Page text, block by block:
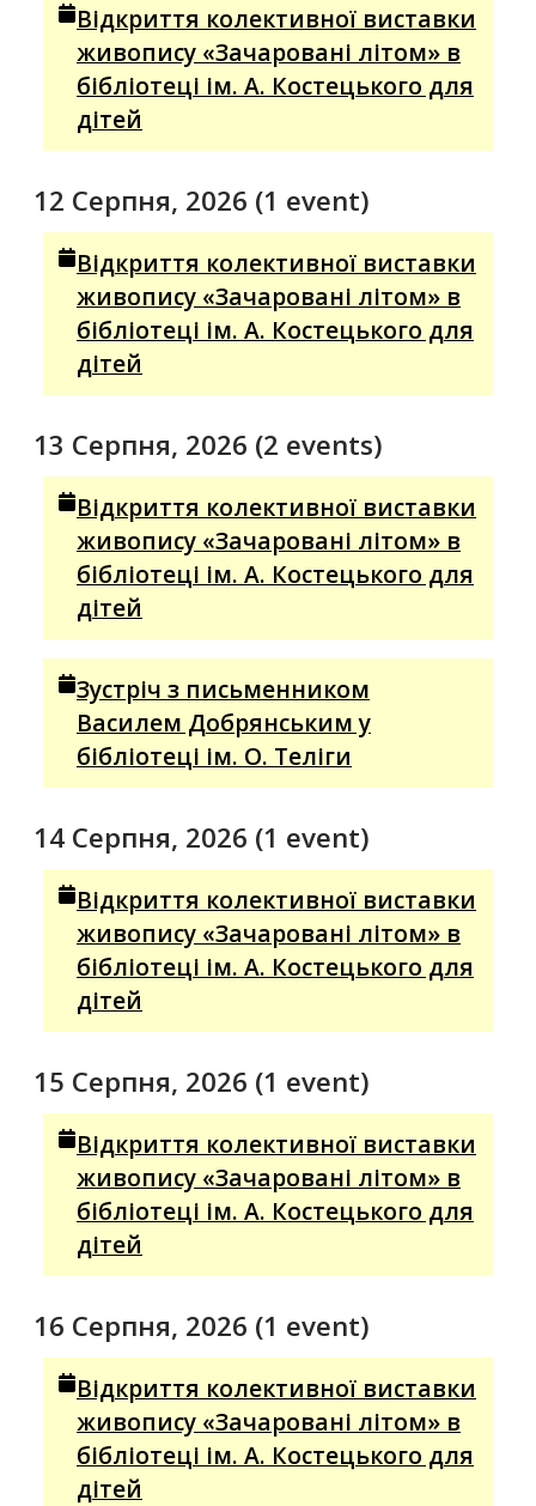
Відкриття колективної виставки
живопису «Зачаровані літом» в
бібліотеці ім. А. Костецького для
дітей
12 Серпня, 2026 (1 event)
Відкриття колективної виставки
живопису «Зачаровані літом» в
бібліотеці ім. А. Костецького для
дітей
13 Серпня, 2026 (2 events)
Відкриття колективної виставки
живопису «Зачаровані літом» в
бібліотеці ім. А. Костецького для
дітей
Зустріч з письменником
Василем Добрянським у
бібліотеці ім. О. Теліги
14 Серпня, 2026 (1 event)
Відкриття колективної виставки
живопису «Зачаровані літом» в
бібліотеці ім. А. Костецького для
дітей
15 Серпня, 2026 (1 event)
Відкриття колективної виставки
живопису «Зачаровані літом» в
бібліотеці ім. А. Костецького для
дітей
16 Серпня, 2026 (1 event)
Відкриття колективної виставки
живопису «Зачаровані літом» в
бібліотеці ім. А. Костецького для
дітей